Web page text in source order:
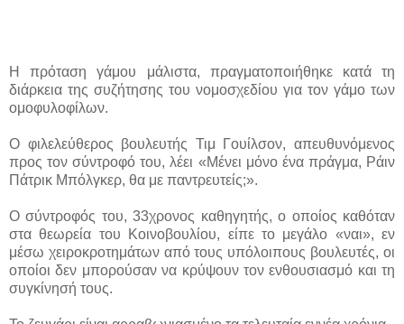
Η πρόταση γάμου μάλιστα, πραγματοποιήθηκε κατά τη
διάρκεια της συζήτησης του νομοσχεδίου για τον γάμο των
ομοφυλοφίλων.
Ο φιλελεύθερος βουλευτής Τιμ Γουίλσον, απευθυνόμενος
προς τον σύντροφό του, λέει «Μένει μόνο ένα πράγμα, Ράιν
Πάτρικ Μπόλγκερ, θα με παντρευτείς;».
Ο σύντροφός του, 33χρονος καθηγητής, ο οποίος καθόταν
στα θεωρεία του Κοινοβουλίου, είπε το μεγάλο «ναι», εν
μέσω χειροκροτημάτων από τους υπόλοιπους βουλευτές, οι
οποίοι δεν μπορούσαν να κρύψουν τον ενθουσιασμό και τη
συγκίνησή τους.